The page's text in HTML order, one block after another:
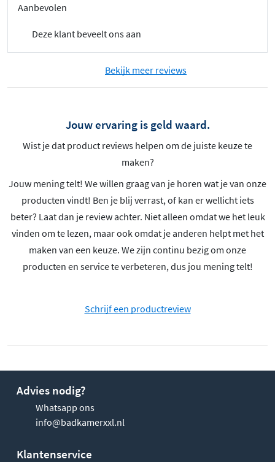
Aanbevolen
Deze klant beveelt ons aan
Bekijk meer reviews
Jouw ervaring is geld waard.
Wist je dat product reviews helpen om de juiste keuze te
maken?
Jouw mening telt! We willen graag van je horen wat je van onze
producten vindt! Ben je blij verrast, of kan er wellicht iets
beter? Laat dan je review achter. Niet alleen omdat we het leuk
vinden om te lezen, maar ook omdat je anderen helpt met het
maken van een keuze. We zijn continu bezig om onze
producten en service te verbeteren, dus jou mening telt!
Schrijf een productreview
Advies nodig?
Whatsapp ons
info@badkamerxxl.nl
Klantenservice